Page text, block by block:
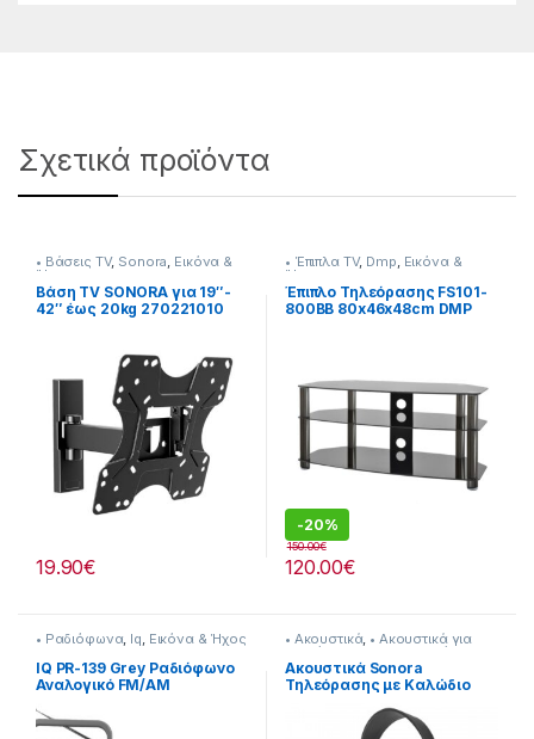
Σχετικά προϊόντα
• Βάσεις TV, Sonora, Εικόνα &
Ήχος
Βάση TV SONORA για 19″-
42″ έως 20kg 270221010
19.90€
• Έπιπλα TV, Dmp, Εικόνα &
Ήχος
Έπιπλο Τηλεόρασης FS101-
800BB 80x46x48cm DMP
-20%
120.00€
150.00€
• Ραδιόφωνα, Iq Εικόνα & Ήχος
IQ PR-139 Grey Ραδιόφωνο
Αναλογικό FM/AM
• Ακουστικά, • Ακουστικά για
Τηλεόραση , Εικόνα &
Ήχος
Ακουστικά Sonora
Τηλεόρασης με Καλώδιο